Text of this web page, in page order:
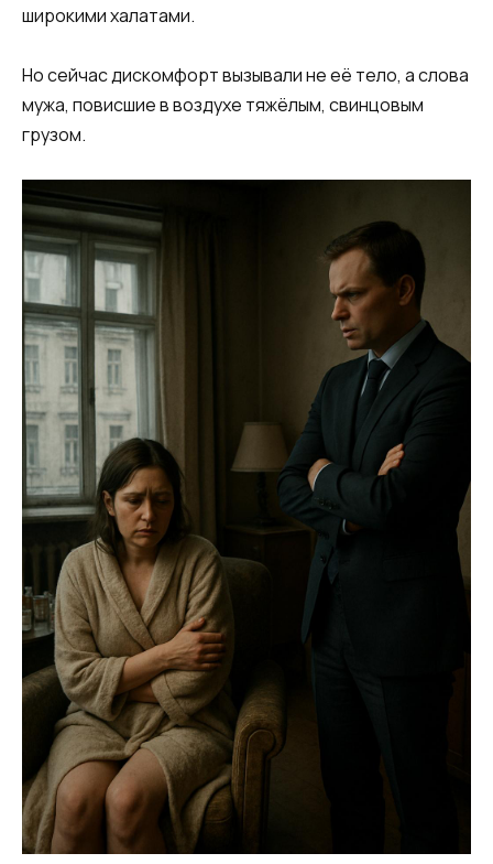
широкими халатами.
Но сейчас дискомфорт вызывали не её тело, а слова
мужа, повисшие в воздухе тяжёлым, свинцовым
грузом.